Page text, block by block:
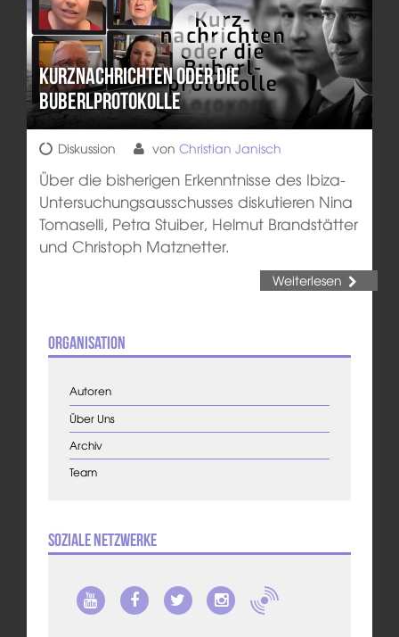
Kurznachrichten oder die
Buberlprotokolle
Diskussion von Christian Janisch
Über die bisherigen Erkenntnisse des Ibiza-
Untersuchungsausschusses diskutieren Nina
Tomaselli, Petra Stuiber, Helmut Brandstätter
und Christoph Matznetter.
Weiterlesen
Organisation
Autoren
Über Uns
Archiv
Team
Soziale Netzwerke